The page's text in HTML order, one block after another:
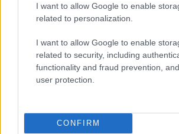
I want to allow Google to enable
related to personalization.
I want to allow Google to enable
related to security, including
functionality and fraud prevention,
user protection.
CONFIRM
Scopri il paradiso degli sport invernali
Kleinwalsertal
Bob Dylan in concerto: date e luoghi
italiane di novembre 2026
Disastri climatici 2026: incendi,
estremo in Europa e oltre